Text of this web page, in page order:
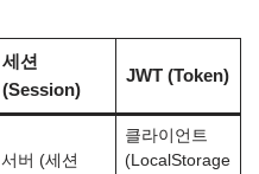
세션
(Session)
JWT (Token)
서버 (세션
클라이언트
(LocalStorage